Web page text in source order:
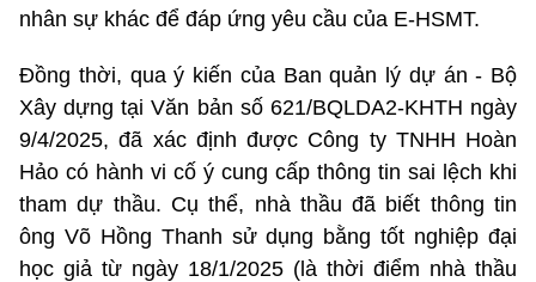
nhân sự khác để đáp ứng yêu cầu của E-HSMT.
Đồng thời, qua ý kiến của Ban quản lý dự án - Bộ
Xây dựng tại Văn bản số 621/BQLDA2-KHTH ngày
9/4/2025, đã xác định được Công ty TNHH Hoàn
Hảo có hành vi cố ý cung cấp thông tin sai lệch khi
tham dự thầu. Cụ thể, nhà thầu đã biết thông tin
ông Võ Hồng Thanh sử dụng bằng tốt nghiệp đại
học giả từ ngày 18/1/2025 (là thời điểm nhà thầu